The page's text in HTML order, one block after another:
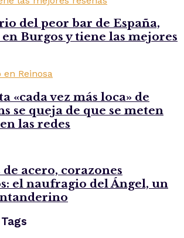
del peor bar de España,
en Burgos y tiene las mejores
«cada vez más loca» de
se queja de que se meten
las redes
acero, corazones
el naufragio del Ángel, un